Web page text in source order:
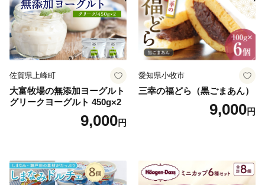
佐賀県上峰町
大富牧場の無添加ヨーグルト
グリークヨーグルト 450g×2
9,000円
愛知県小牧市
三幸の福どら（黒ごまあん）
9,000円